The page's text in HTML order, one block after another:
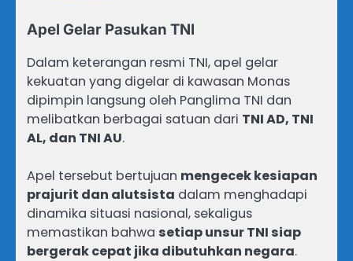
Apel Gelar Pasukan TNI
Dalam keterangan resmi TNI, apel gelar
kekuatan yang digelar di kawasan Monas
dipimpin langsung oleh Panglima TNI dan
melibatkan berbagai satuan dari TNI AD, TNI
AL, dan TNI AU.
Apel tersebut bertujuan mengecek kesiapan
prajurit dan alutsista dalam menghadapi
dinamika situasi nasional, sekaligus
memastikan bahwa setiap unsur TNI siap
bergerak cepat jika dibutuhkan negara.